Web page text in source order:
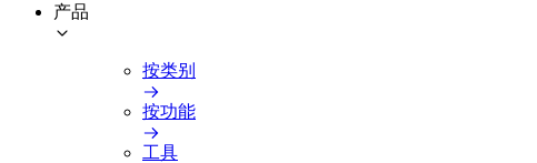
产品
按类别
按功能
工具